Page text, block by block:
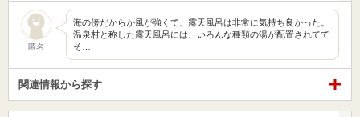
匿名
海の傍だからか風が強くて、露天風呂は非常に気持ち良かった。
温泉村と称した露天風呂には、いろんな種類の湯が配置されてて
そ…
関連情報から探す